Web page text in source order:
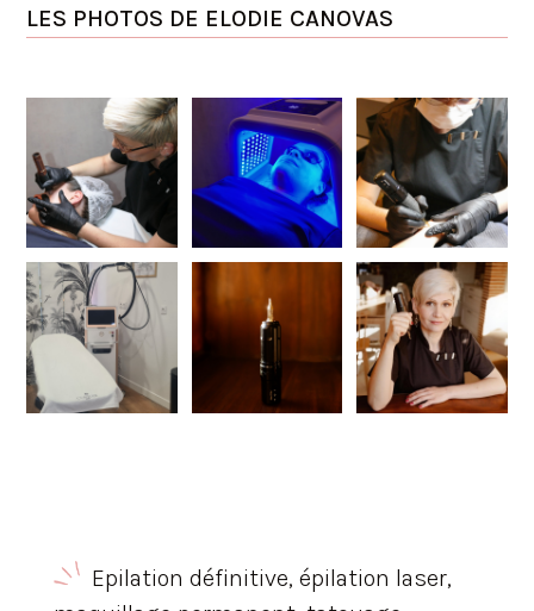
LES PHOTOS DE ELODIE CANOVAS
Epilation définitive, épilation laser,